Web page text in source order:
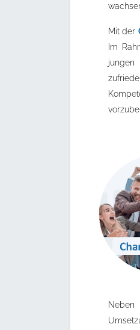
Mit der
Im
Neben